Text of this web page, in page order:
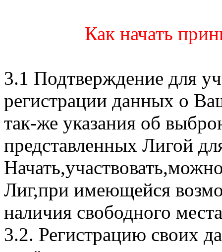
Как начать
3.1 Подтверждение для
регистрации данных о
так-же указания об
представленных Лигой
Лиг,при имеющейся
наличия свободного
3.2. Регистрацию своих